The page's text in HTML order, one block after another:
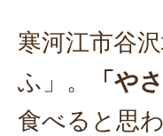
寒河江市谷
ふ」。
「や
食べると思